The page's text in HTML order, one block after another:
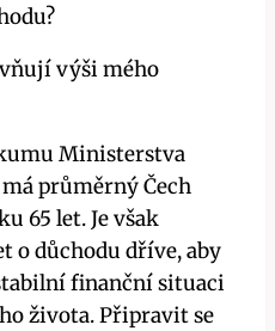
výši mého
Ministerstva
průměrný Čech
65 let. Je však
o důchodu dříve, aby
finanční situaci
života. Připravit se